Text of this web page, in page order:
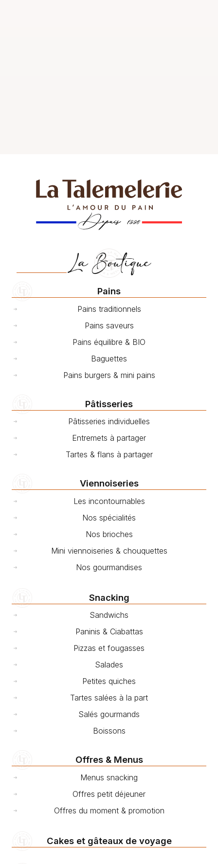
La Boutique
Pains
Pains traditionnels
Pains saveurs
Pains équilibre & BIO
Baguettes
Pains burgers & mini pains
Pâtisseries
Pâtisseries individuelles
Entremets à partager
Tartes & flans à partager
Viennoiseries
Les incontournables
Nos spécialités
Nos brioches
Mini viennoiseries & chouquettes
Nos gourmandises
Snacking
Sandwichs
Paninis & Ciabattas
Pizzas et fougasses
Salades
Petites quiches
Tartes salées à la part
Salés gourmands
Boissons
Offres & Menus
Menus snacking
Offres petit déjeuner
Offres du moment & promotion
Cakes et gâteaux de voyage